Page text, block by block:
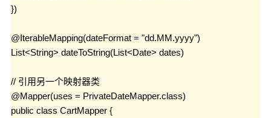
})
@IterableMapping(dateFormat = "dd.MM.yyyy")
List<String> dateToString(List<Date> dates)
// 引用另一个映射器类
@Mapper(uses = PrivateDateMapper.class)
public class CartMapper {